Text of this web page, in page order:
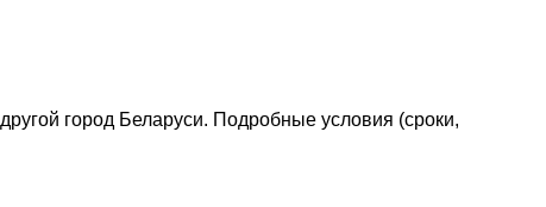
город Беларуси. Подробные условия (сроки,